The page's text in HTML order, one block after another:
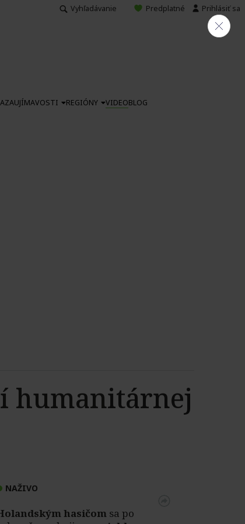
Vyhľadávanie Predplatné Prihlásiť sa
ZAUJÍMAVOSTI REGIÓNY VIDEOBLOG
humanitárnej
NAŽIVO
hasičom sa po